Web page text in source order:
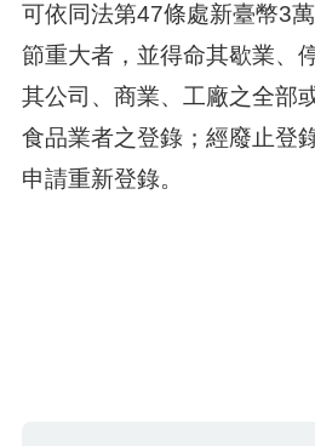
可依同法第47條處新臺幣3
節重大者，並得命其歇業、
其公司、商業、工廠之全部
食品業者之登錄；經廢止登
申請重新登錄。